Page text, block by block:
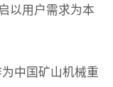
以用户需求为本
中国矿山机械重